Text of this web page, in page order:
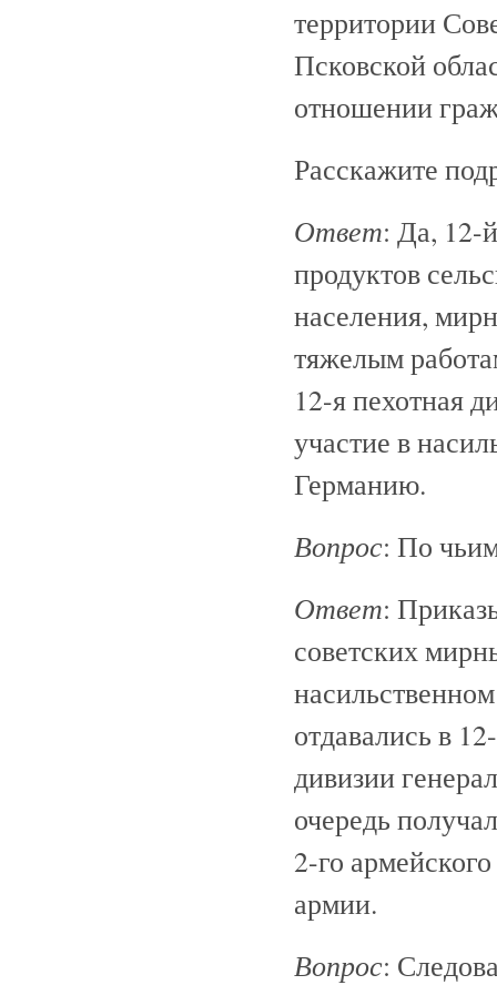
территории
Псковской
отношении
Расскажите
Ответ: Да, 12-
продуктов
населения,
тяжелым
12-я пехотная
участие в
Германию.
Вопрос: По
Ответ:
советских
отдавались в
дивизии
очередь
2-го
армии.
Вопрос: